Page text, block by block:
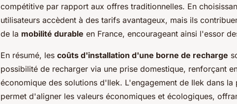
compétitive par rapport aux offres traditionnelles. En
utilisateurs accèdent à des tarifs avantageux, mais ils
de la mobilité durable en France, encourageant ainsi l'essor
En résumé, les coûts d'installation d'une borne de recharge
possibilité de recharger via une prise domestique, renforçant
économique des solutions d'Ilek. L'engagement de Ilek dans
permet d'aligner les valeurs économiques et écologiques,